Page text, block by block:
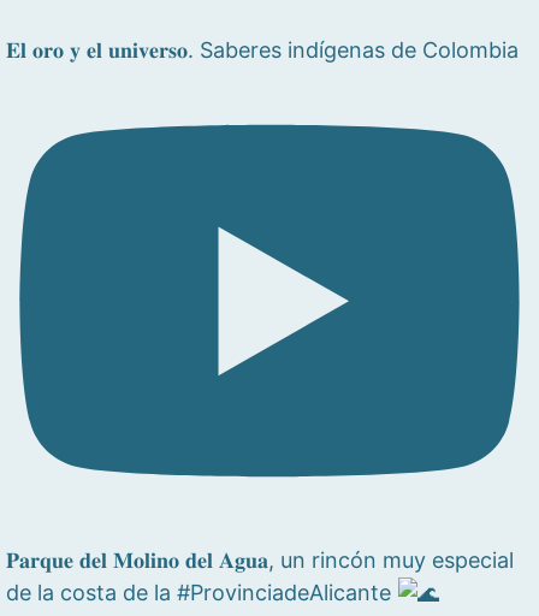
𝐄𝐥 𝐨𝐫𝐨 𝐲 𝐞𝐥 𝐮𝐧𝐢𝐯𝐞𝐫𝐬𝐨. Saberes indígenas de Colombia
𝐏𝐚𝐫𝐪𝐮𝐞 𝐝𝐞𝐥 𝐌𝐨𝐥𝐢𝐧𝐨 𝐝𝐞𝐥 𝐀𝐠𝐮𝐚, un rincón muy especial
de la costa de la #ProvinciadeAlicante